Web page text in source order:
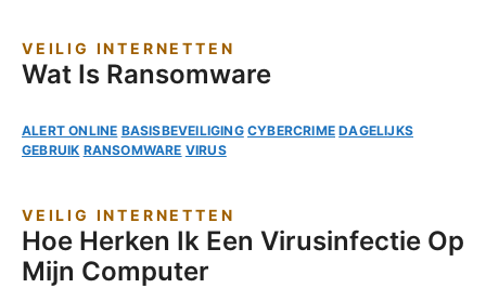
VEILIG INTERNETTEN
Wat Is Ransomware
ALERT ONLINE BASISBEVEILIGING CYBERCRIME DAGELIJKS
GEBRUIK RANSOMWARE VIRUS
VEILIG INTERNETTEN
Hoe Herken Ik Een Virusinfectie Op
Mijn Computer